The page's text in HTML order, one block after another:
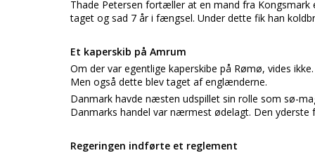
Thade Petersen fortæller at en mand fra Kongsmark
taget og sad 7 år i fængsel. Under dette fik han
Et kaperskib på Amrum
Om der var egentlige kaperskibe på Rømø, vides
Men også dette blev taget af englænderne.
Danmark havde næsten udspillet sin rolle som sø-
Danmarks handel var nærmest ødelagt. Den yderste
Regeringen indførte et reglement